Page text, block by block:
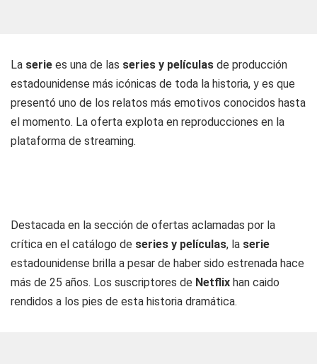
La serie es una de las series y películas de producción
estadounidense más icónicas de toda la historia, y es que
presentó uno de los relatos más emotivos conocidos hasta
el momento. La oferta explota en reproducciones en la
plataforma de streaming.
Destacada en la sección de ofertas aclamadas por la
crítica en el catálogo de series y películas, la serie
estadounidense brilla a pesar de haber sido estrenada hace
más de 25 años. Los suscriptores de Netflix han caido
rendidos a los pies de esta historia dramática.